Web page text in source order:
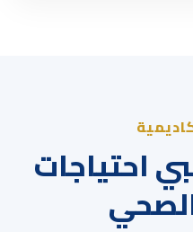
احتياجات